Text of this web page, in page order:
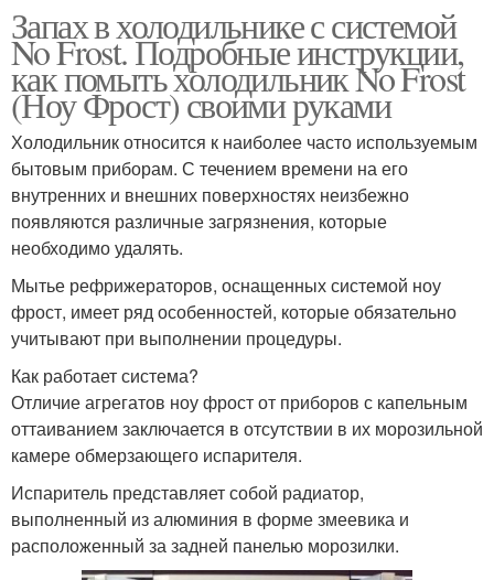
Запах в холодильнике с системой
No Frost. Подробные инструкции,
как помыть холодильник No Frost
(Ноу Фрост) своими руками
Холодильник относится к наиболее часто используемым
бытовым приборам. С течением времени на его
внутренних и внешних поверхностях неизбежно
появляются различные загрязнения, которые
необходимо удалять.
Мытье рефрижераторов, оснащенных системой ноу
фрост, имеет ряд особенностей, которые обязательно
учитывают при выполнении процедуры.
Как работает система?
Отличие агрегатов ноу фрост от приборов с капельным
оттаиванием заключается в отсутствии в их морозильной
камере обмерзающего испарителя.
Испаритель представляет собой радиатор,
выполненный из алюминия в форме змеевика и
расположенный за задней панелью морозилки.